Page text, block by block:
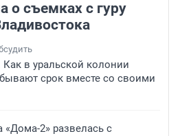
о съемках с гуру
в уральской колонии
срок вместе со своими
«Дома-2» развелась с